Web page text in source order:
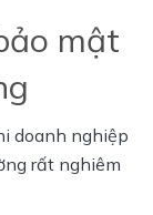
mật
doanh nghiệp
rất nghiêm